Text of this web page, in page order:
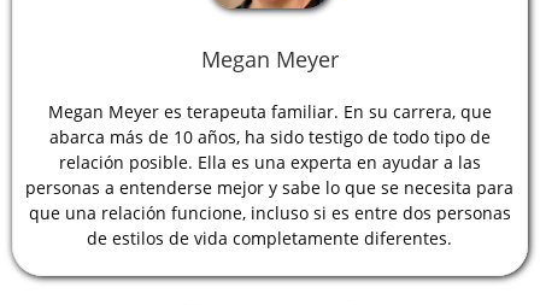
Megan Meyer
Megan Meyer es terapeuta familiar. En su carrera, que
abarca más de 10 años, ha sido testigo de todo tipo de
relación posible. Ella es una experta en ayudar a las
personas a entenderse mejor y sabe lo que se necesita para
que una relación funcione, incluso si es entre dos personas
de estilos de vida completamente diferentes.